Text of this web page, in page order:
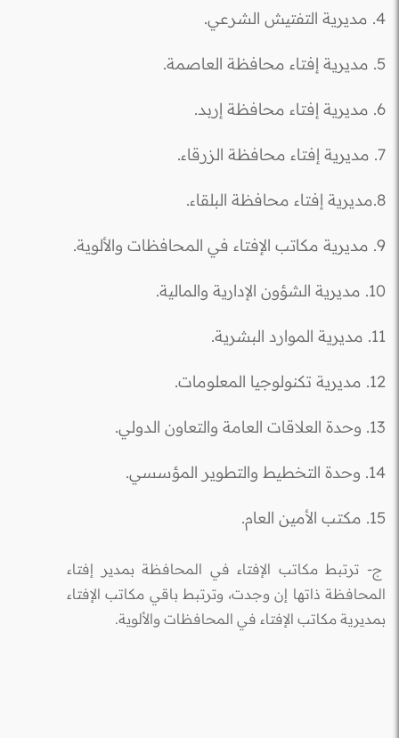
4. مديرية التفتيش الشرعي.
5. مديرية إفتاء محافظة العاصمة.
6. مديرية إفتاء محافظة إربد.
7. مديرية إفتاء محافظة الزرقاء.
8.مديرية إفتاء محافظة البلقاء.
9. مديرية مكاتب الإفتاء في المحافظات والألوية.
10. مديرية الشؤون الإدارية والمالية.
11. مديرية الموارد البشرية.
12. مديرية تكنولوجيا المعلومات.
13. وحدة العلاقات العامة والتعاون الدولي.
14. وحدة التخطيط والتطوير المؤسسي.
15. مكتب الأمين العام.
ج- ترتبط مكاتب الإفتاء في المحافظة بمدير إفتاء
المحافظة ذاتها إن وجدت، وترتبط باقي مكاتب الإفتاء
بمديرية مكاتب الإفتاء في المحافظات والألوية.